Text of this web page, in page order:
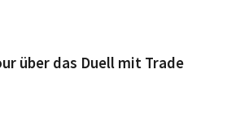
über das Duell mit Trade